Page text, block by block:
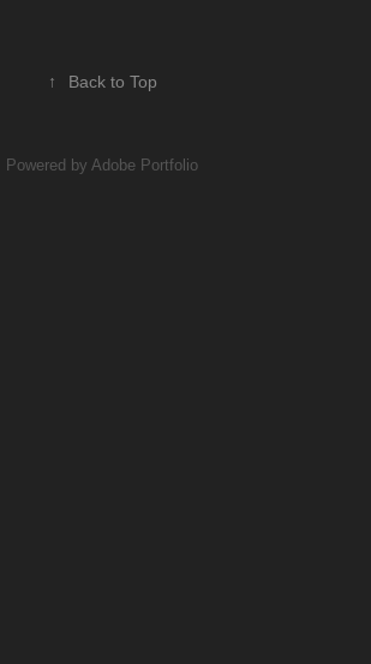
↑ Back to Top
Powered by Adobe Portfolio